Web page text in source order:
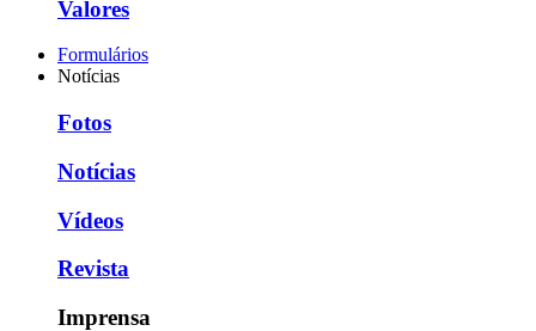
Valores
Formulários
Notícias
Fotos
Notícias
Vídeos
Revista
Imprensa